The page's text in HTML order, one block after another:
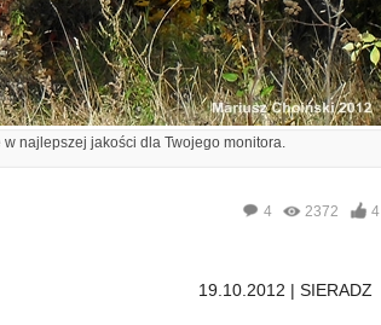
najlepszej jakości dla Twojego monitora.
4 2372 4
19.10.2012 | SIERADZ